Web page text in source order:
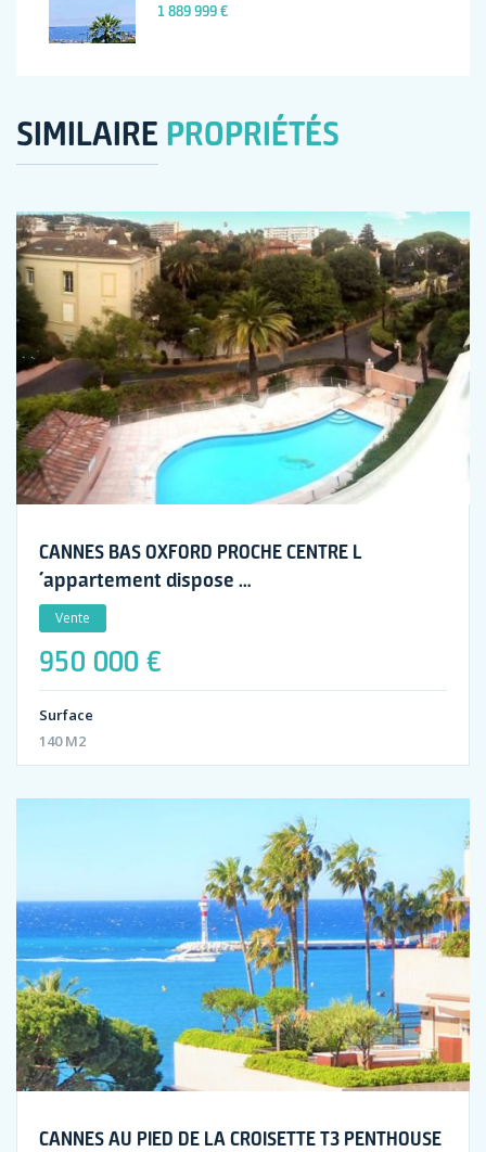
1 889 999 €
SIMILAIRE PROPRIÉTÉS
CANNES BAS OXFORD PROCHE CENTRE L
´appartement dispose …
Vente
950 000 €
Surface
140 M2
CANNES AU PIED DE LA CROISETTE T3 PENTHOUSE